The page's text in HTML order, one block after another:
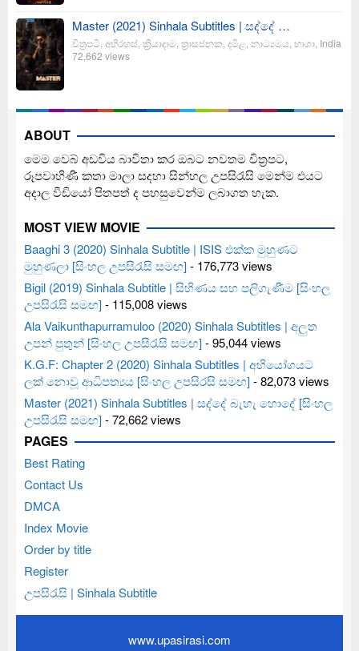
Master (2021) Sinhala Subtitles | සද්දේ …
චිත්‍රපටි අභිරහස් ක්‍රියාදාම ත්‍රාසජනක දමිළ නාට්‍යමය භාශා India
72,662 views
ABOUT
මෙම වෙබ් අඩවිය බාවිතා කර ඔබට නවතම චිත්‍රපට,
රූපවාහිණී කතා මාලා සදහා සින්හල උපසිරැසි මෙන්ම එයට
අදාල වීඩියෝ පිතපත් ද පහසුවෙන්ම ලබාගත හැක.
MOST VIEW MOVIE
Baaghi 3 (2020) Sinhala Subtitle | ISIS එක්ක මුහුණට
මුහුණලා [සිංහල උපසිරැසි සමඟ]- 176,773 views
Bigil (2019) Sinhala Subtitle | සිහිණය සහ පලිගැණීම [සිංහල
උපසිරැසි සමඟ]- 115,008 views
Ala Vaikunthapurramuloo (2020) Sinhala Subtitles | අලුත
උපන් පුතුන් [සිංහල උපසිරැසි සමඟ]- 95,044 views
K.G.F: Chapter 2 (2020) Sinhala Subtitles | අභියෝගයට
ලක් නොවූ ආධිපත්‍යය [සිංහල උපසිරසි සමඟ]- 82,073 views
Master (2021) Sinhala Subtitles | සද්දේ බැහැ හොදේ [සිංහල
උපසිරැසි සමඟ]- 72,662 views
PAGES
Best Rating
Contact Us
DMCA
Index Movie
Order by title
Register
උපසිරැසි | Sinhala Subtitle
www.upasirasi.com